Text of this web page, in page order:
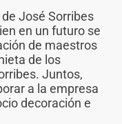
José Sorribes
en un futuro se
de maestros
de los
Juntos,
a la empresa
decoración e